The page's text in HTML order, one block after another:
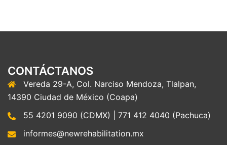
CONTÁCTANOS
Vereda 29-A, Col. Narciso Mendoza, Tlalpan,
14390 Ciudad de México (Coapa)
55 4201 9090 (CDMX) | 771 412 4040 (Pachuca)
informes@newrehabilitation.mx